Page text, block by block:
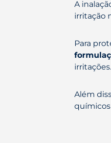
A
irritação
Para
irritações.
Além
químicos